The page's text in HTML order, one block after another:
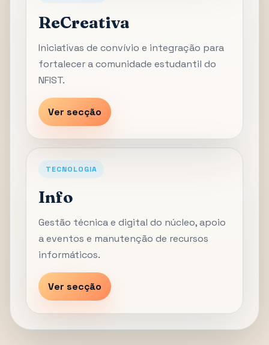
ReCreativa
Iniciativas de convívio e integração para
fortalecer a comunidade estudantil do
NFIST.
Ver secção
TECNOLOGIA
Info
Gestão técnica e digital do núcleo, apoio
a eventos e manutenção de recursos
informáticos.
Ver secção